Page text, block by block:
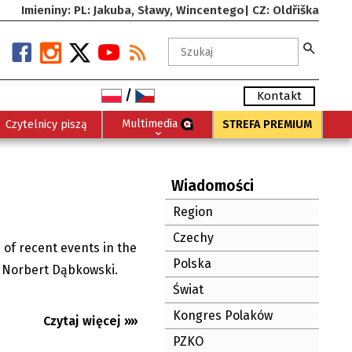
Imieniny: PL: Jakuba, Sławy, Wincentego| CZ: Oldřiška
/ Kontakt
Czytelnicy piszą Multimedia STREFA PREMIUM
04.06.2026
of recent events in the
Dąbkowski.
Czytaj więcej »»
Wiadomości
Region
Czechy
Polska
Świat
Kongres Polaków
PZKO